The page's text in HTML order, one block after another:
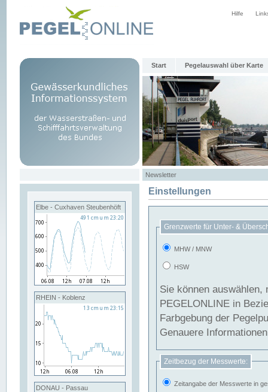
Hilfe
Start Pegelauswahl über Karte
Newsletter
Elbe - Cuxhaven Steubenhöft
RHEIN - Koblenz
DONAU - Passau
Einstellungen
Grenzwerte für Unter- &
MHW / MNW
HSW
Sie können
PEGELONLINE in Beziehung
Farbgebung der
Genauere
Zeitbezug der Messwerte:
Zeitangabe der Messwerte in